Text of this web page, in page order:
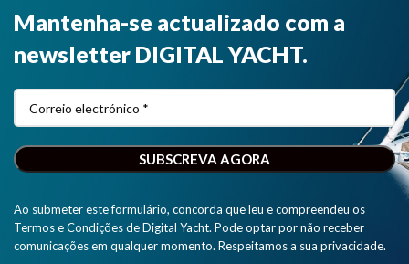
Mantenha-se actualizado com a
newsletter DIGITAL YACHT.
Ao submeter este formulário, concorda que leu e compreendeu os
Termos e Condições de Digital Yacht. Pode optar por não receber
comunicações em qualquer momento. Respeitamos a sua privacidade.